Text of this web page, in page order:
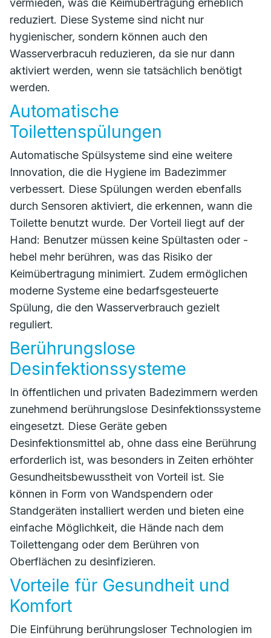
vermieden, was die Keimübertragung erheblich
reduziert. Diese Systeme sind nicht nur
hygienischer, sondern können auch den
Wasserverbracuh reduzieren, da sie nur dann
aktiviert werden, wenn sie tatsächlich benötigt
werden.
Automatische
Toilettenspülungen
Automatische Spülsysteme sind eine weitere
Innovation, die die Hygiene im Badezimmer
verbessert. Diese Spülungen werden ebenfalls
durch Sensoren aktiviert, die erkennen, wann die
Toilette benutzt wurde. Der Vorteil liegt auf der
Hand: Benutzer müssen keine Spültasten oder -
hebel mehr berühren, was das Risiko der
Keimübertragung minimiert. Zudem ermöglichen
moderne Systeme eine bedarfsgesteuerte
Spülung, die den Wasserverbrauch gezielt
reguliert.
Berührungslose
Desinfektionssysteme
In öffentlichen und privaten Badezimmern werden
zunehmend berührungslose Desinfektionssysteme
eingesetzt. Diese Geräte geben
Desinfektionsmittel ab, ohne dass eine Berührung
erforderlich ist, was besonders in Zeiten erhöhter
Gesundheitsbewusstheit von Vorteil ist. Sie
können in Form von Wandspendern oder
Standgeräten installiert werden und bieten eine
einfache Möglichkeit, die Hände nach dem
Toilettengang oder dem Berühren von
Oberflächen zu desinfizieren.
Vorteile für Gesundheit und
Komfort
Die Einführung berührungsloser Technologien im